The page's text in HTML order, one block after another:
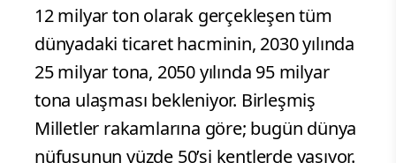
12 milyar ton olarak gerçekleşen tüm
dünyadaki ticaret hacminin, 2030 yılında
25 milyar tona, 2050 yılında 95 milyar
tona ulaşması bekleniyor. Birleşmiş
Milletler rakamlarına göre; bugün dünya
nüfusunun yüzde 50’si kentlerde yaşıyor.